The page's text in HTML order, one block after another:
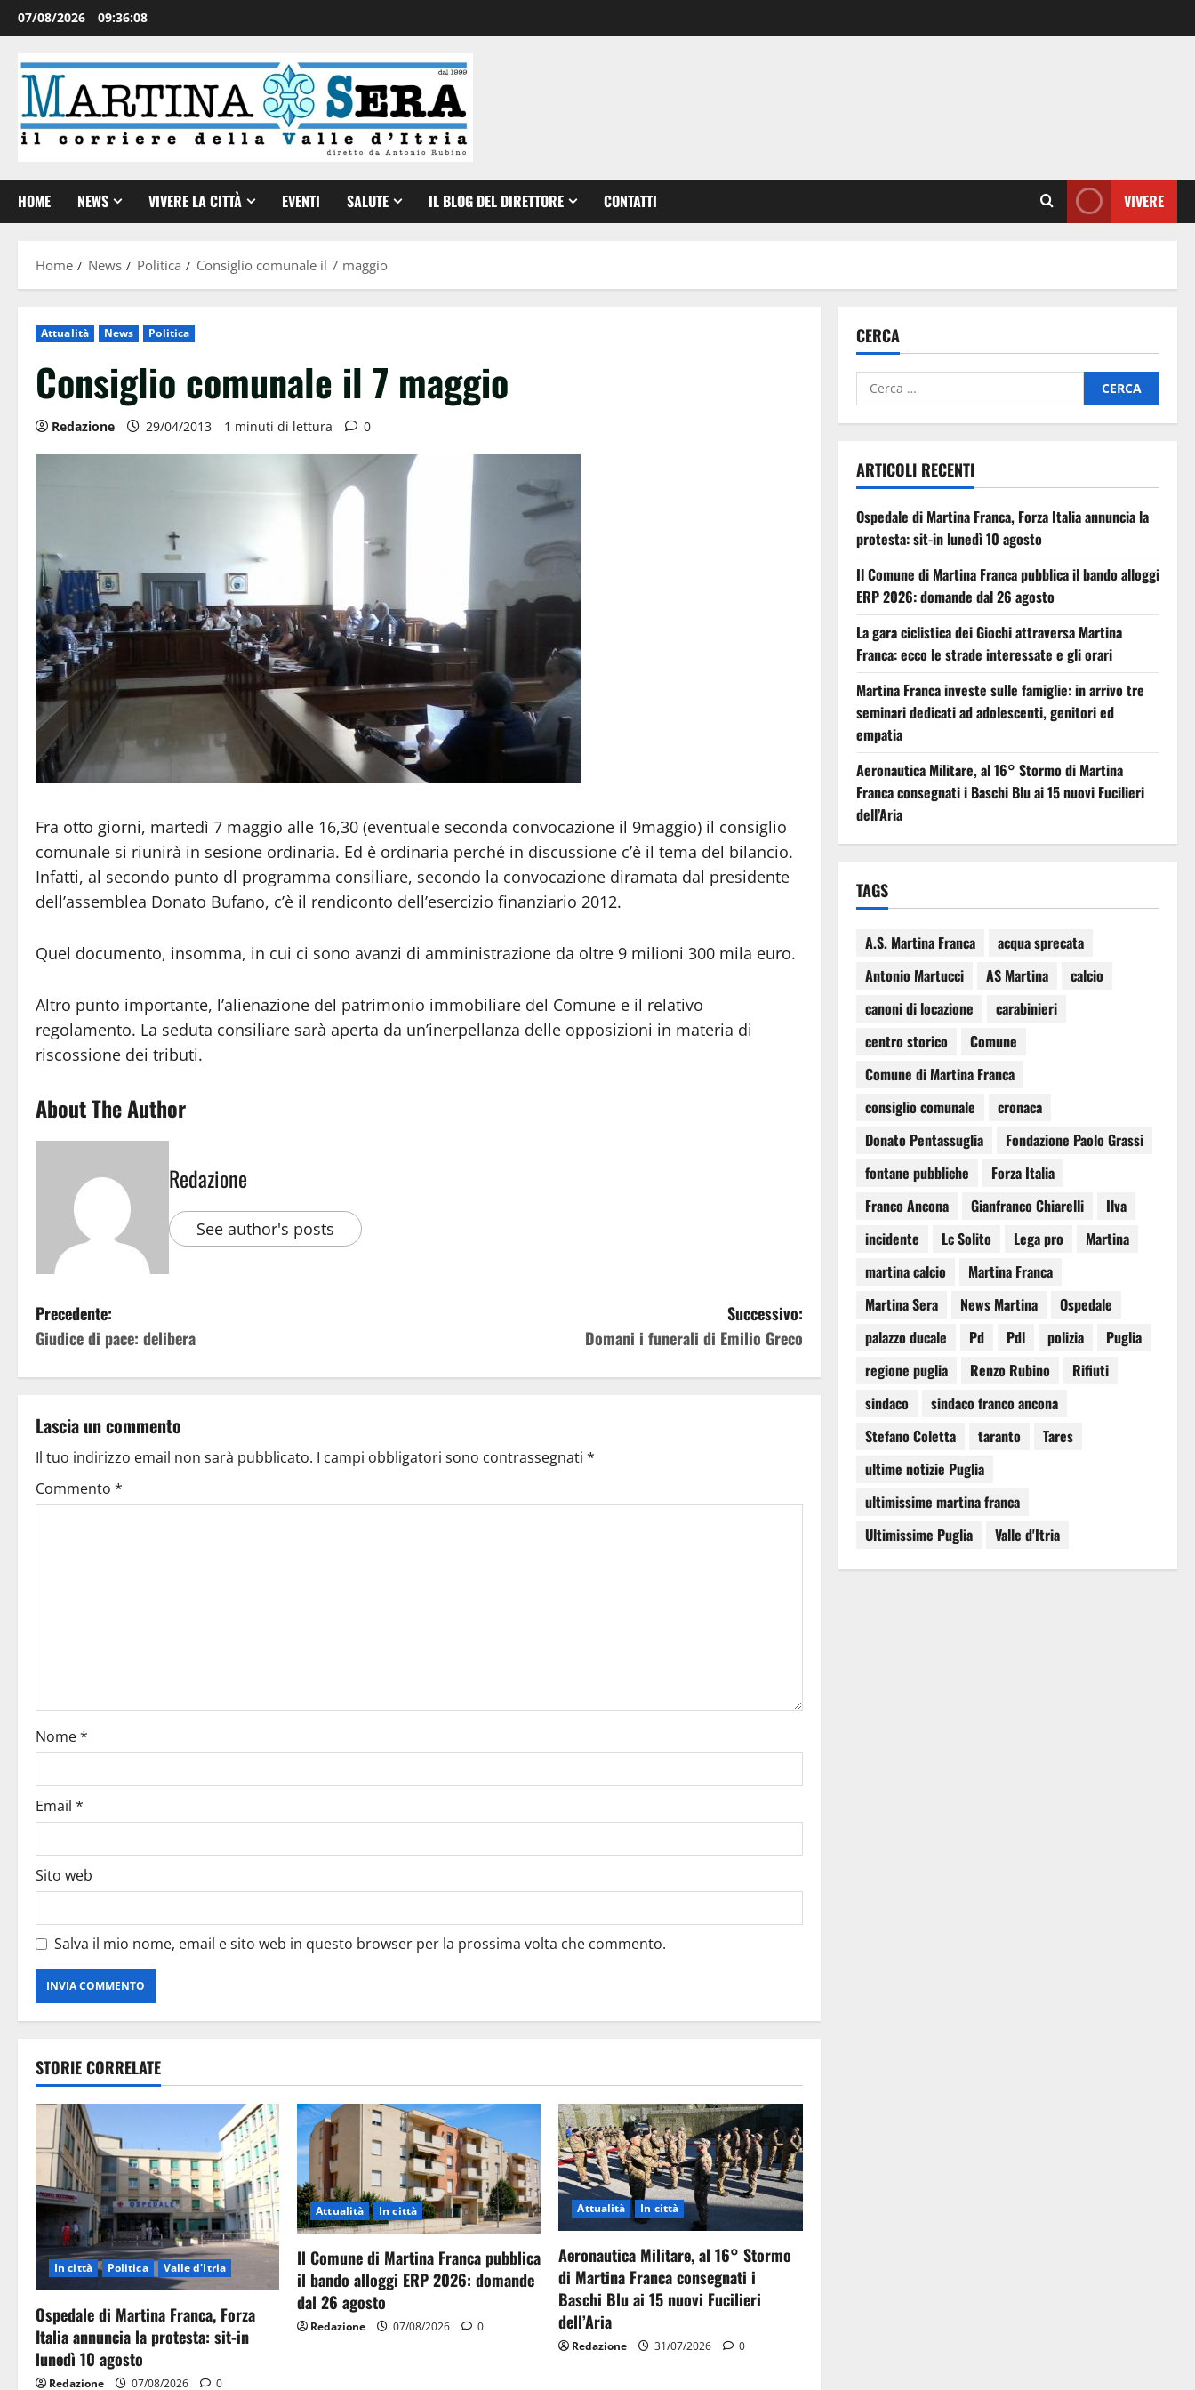
07/08/2026 09:36:09
HOME NEWS VIVERE LA CITTÀ EVENTI SALUTE IL BLOG DEL DIRETTORE CONTATTI VIVERE
Home News Politica Consiglio comunale il 7 maggio
Attualità News Politica
Consiglio comunale il 7 maggio
Redazione 29/04/2013 1 minuti di lettura 0
Fra otto giorni, martedì 7 maggio alle 16,30 (eventuale seconda convocazione il 9maggio) il consiglio
comunale si riunirà in sesione ordinaria. Ed è ordinaria perché in discussione c’è il tema del bilancio.
Infatti, al secondo punto dl programma consiliare, secondo la convocazione diramata dal presidente
dell’assemblea Donato Bufano, c’è il rendiconto dell’esercizio finanziario 2012.
Quel documento, insomma, in cui ci sono avanzi di amministrazione da oltre 9 milioni 300 mila euro.
Altro punto importante, l’alienazione del patrimonio immobiliare del Comune e il relativo
regolamento. La seduta consiliare sarà aperta da un’inerpellanza delle opposizioni in materia di
riscossione dei tributi.
About The Author
Redazione
See author's posts
Precedente:
Giudice di pace: delibera
Successivo:
Domani i funerali di Emilio Greco
Lascia un commento
Il tuo indirizzo email non sarà pubblicato. I campi obbligatori sono contrassegnati *
Commento *
Nome*
Email *
Sito web
Salva il mio nome, email e sito web in questo browser per la prossima volta che commento.
STORIE CORRELATE
In città Politica Valle d'Itria
Ospedale di Martina Franca, Forza
Italia annuncia la protesta: sit-in
lunedì 10 agosto
Redazione 07/08/2026 0
Attualità In città
Il Comune di Martina Franca pubblica
il bando alloggi ERP 2026: domande
dal 26 agosto
Redazione 07/08/2026 0
Attualità In città
Aeronautica Militare, al 16° Stormo
di Martina Franca consegnati i
Baschi Blu ai 15 nuovi Fucilieri
dell’Aria
Redazione 31/07/2026 0
CERCA
ARTICOLI RECENTI
Ospedale di Martina Franca, Forza Italia annuncia la
protesta: sit-in lunedì 10 agosto
Il Comune di Martina Franca pubblica il bando alloggi
ERP 2026: domande dal 26 agosto
La gara ciclistica dei Giochi attraversa Martina
Franca: ecco le strade interessate e gli orari
Martina Franca investe sulle famiglie: in arrivo tre
seminari dedicati ad adolescenti, genitori ed
empatia
Aeronautica Militare, al 16° Stormo di Martina
Franca consegnati i Baschi Blu ai 15 nuovi Fucilieri
dell’Aria
TAGS
A.S. Martina Franca
acqua sprecata
Antonio Martucci
AS Martina
calcio
canoni di locazione
carabinieri
centro storico
Comune
Comune di Martina Franca
consiglio comunale
cronaca
Donato Pentassuglia
Fondazione Paolo Grassi
fontane pubbliche
Forza Italia
Franco Ancona
Gianfranco Chiarelli
Ilva
incidente
Lc Solito Lega pro
Martina
martina calcio
Martina Franca
Martina Sera
News Martina
Ospedale
palazzo ducale
Pd Pdl polizia
Puglia
regione puglia
Renzo Rubino
Rifiuti
sindaco
sindaco franco ancona
Stefano Coletta
taranto
Tares
ultime notizie Puglia
ultimissime martina franca
Ultimissime Puglia
Valle d'Itria